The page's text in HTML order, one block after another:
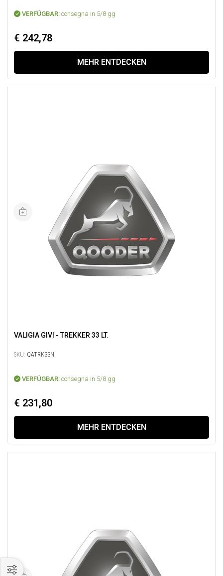
VERFÜGBAR: consegna in 5/8 gg
€ 242,78
MEHR ENTDECKEN
VALIGIA GIVI - TREKKER 33 LT.
SKU: QATRK33N
VERFÜGBAR: consegna in 5/8 gg
€ 231,80
MEHR ENTDECKEN